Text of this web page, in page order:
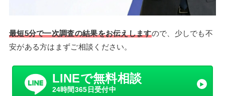
最短5分で一次調査の結果をお伝えしますので、少しでも不
安がある方はまずご相談ください。
LINEで無料相談
24時間365日受付中